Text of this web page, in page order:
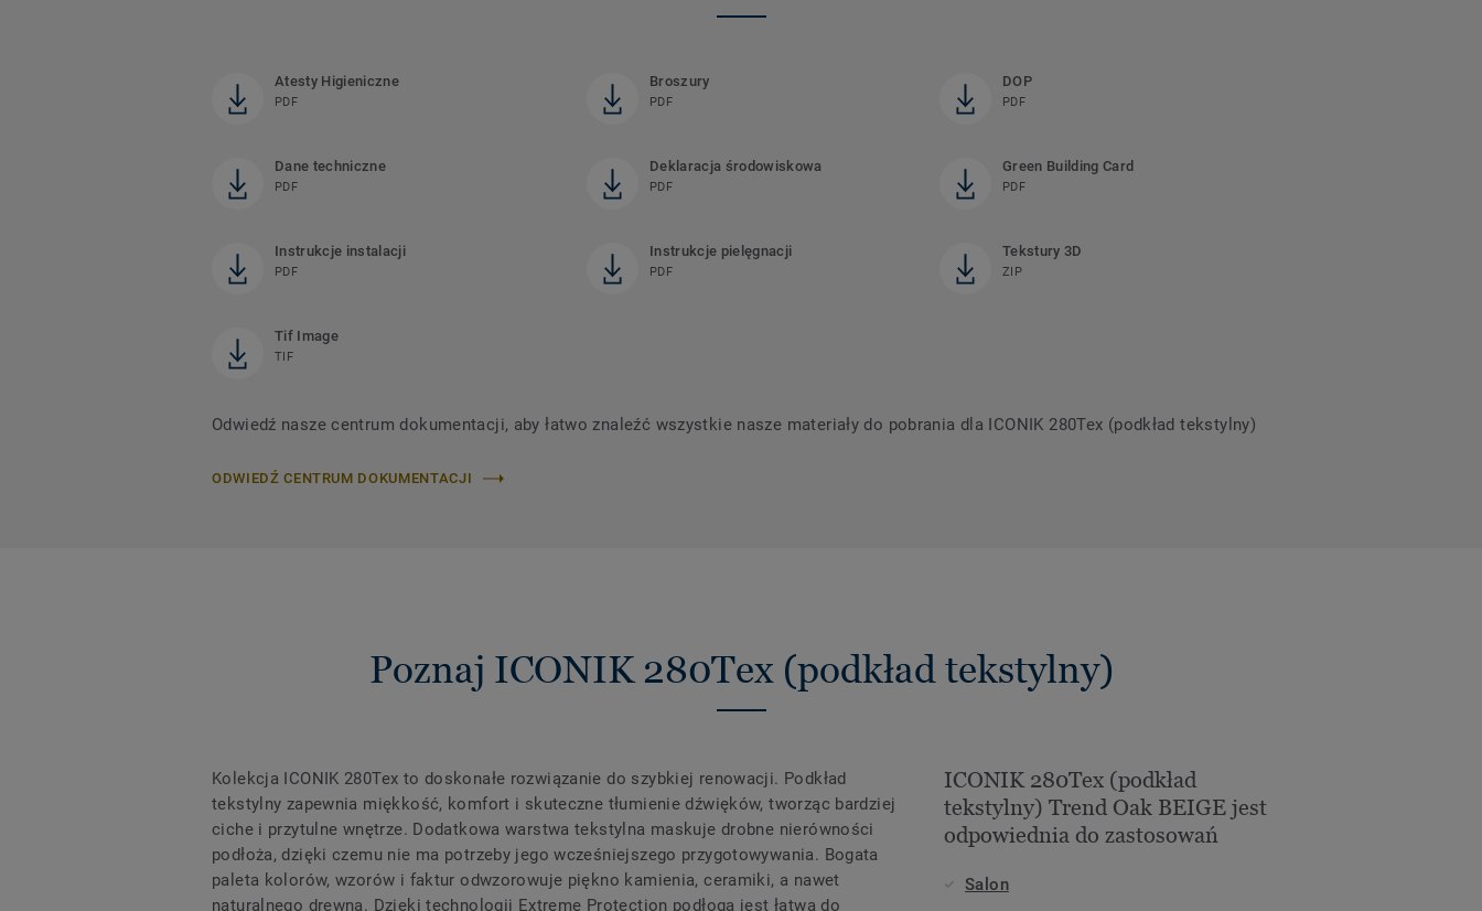
Atesty Higieniczne
PDF
Broszury
PDF
DOP
PDF
Dane techniczne
PDF
Deklaracja środowiskowa
PDF
Green Building Card
PDF
Instrukcje instalacji
PDF
Instrukcje pielęgnacji
PDF
Tekstury 3D
ZIP
Tif Image
TIF
Odwiedź nasze centrum dokumentacji, aby łatwo znaleźć wszystkie nasze materiały do ​​pobrania dla ICONIK 280Tex (podkład tekstylny)
ODWIEDŹ CENTRUM DOKUMENTACJI
Poznaj ICONIK 280Tex (podkład tekstylny)
Kolekcja ICONIK 280Tex to doskonałe rozwiązanie do szybkiej renowacji. Podkład
tekstylny zapewnia miękkość, komfort i skuteczne tłumienie dźwięków, tworząc bardziej
ciche i przytulne wnętrze. Dodatkowa warstwa tekstylna maskuje drobne nierówności
podłoża, dzięki czemu nie ma potrzeby jego wcześniejszego przygotowywania. Bogata
paleta kolorów, wzorów i faktur odwzorowuje piękno kamienia, ceramiki, a nawet
naturalnego drewna. Dzięki technologii Extreme Protection podłoga jest łatwa do
ICONIK 280Tex (podkład
tekstylny) Trend Oak BEIGE jest
odpowiednia do zastosowań
Salon